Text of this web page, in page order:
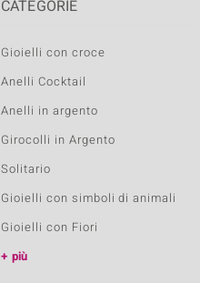
CATEGORIE
Gioielli con croce
Anelli Cocktail
Anelli in argento
Girocolli in Argento
Solitario
Gioielli con simboli di animali
Gioielli con Fiori
più